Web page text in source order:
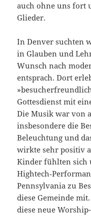
auch ohne uns fort
Glieder.
In Denver suchten
in Glauben und
Wunsch nach
entsprach. Dort
Gottesdienst mit
Die Musik war von
insbesondere die
Beleuchtung und
wirkte sehr positiv
Kinder fühl­ten sich
Pennsylvania zu
diese Gemeinde
diese neue